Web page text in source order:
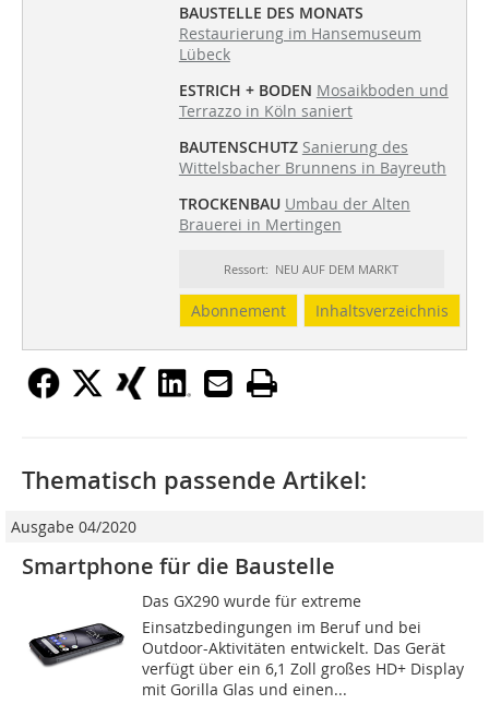
BAUSTELLE DES MONATS
Restaurierung im Hansemuseum
Lübeck
ESTRICH + BODEN Mosaikboden und
Terrazzo in Köln saniert
BAUTENSCHUTZ Sanierung des
Wittelsbacher Brunnens in Bayreuth
TROCKENBAU Umbau der Alten
Brauerei in Mertingen
Ressort: NEU AUF DEM MARKT
Abonnement Inhaltsverzeichnis
Thematisch passende Artikel:
Ausgabe 04/2020
Smartphone für die Baustelle
Das GX290 wurde für extreme
Einsatzbedingungen im Beruf und bei
Outdoor-Aktivitäten entwickelt. Das Gerät
verfügt über ein 6,1 Zoll großes HD+ Display
mit Gorilla Glas und einen...